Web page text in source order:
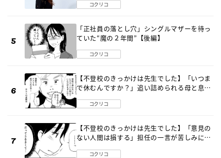
コクリコ
「正社員の落とし穴」シングルマザーを待っ
ていた“魔の２年間”【後編】
コクリコ
【不登校のきっかけは先生でした】「いつま
で休むんですか？」追い詰められる母と息子
コクリコ
【不登校のきっかけは先生でした】「意見の
ない人間は損する」担任の一言が苦しみに…
コクリコ